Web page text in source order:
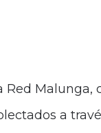
Red Malunga,
a